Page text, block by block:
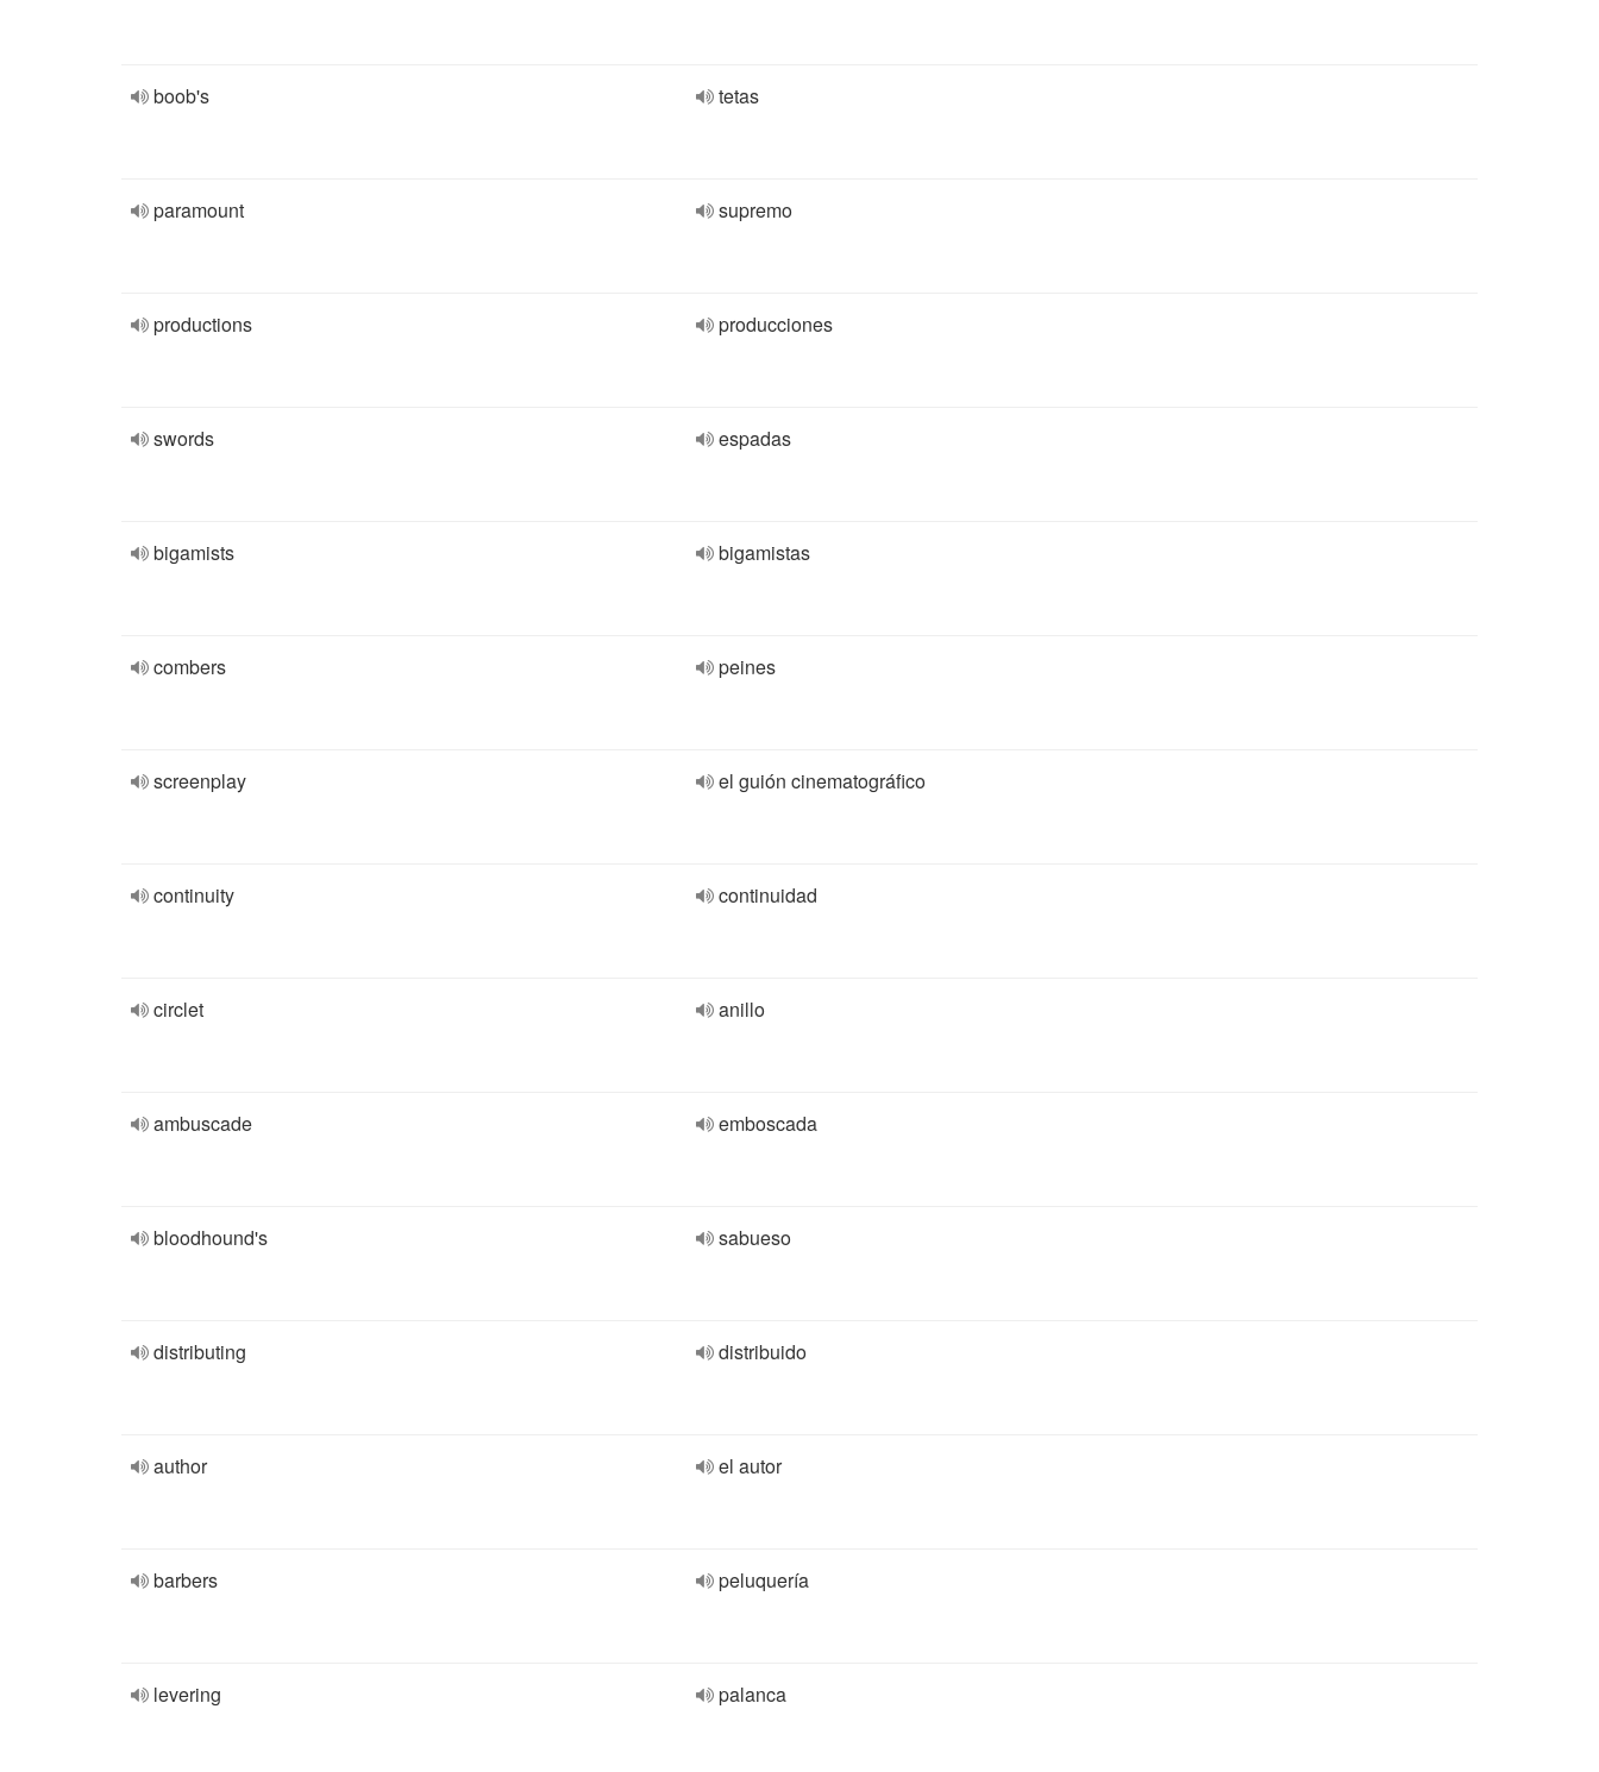
boob's tetas
paramount supremo
productions producciones
swords espadas
bigamists bigamistas
combers peines
screenplay el guión cinematográfico
continuity continuidad
circlet anillo
ambuscade emboscada
bloodhound's sabueso
distributing distribuido
author el autor
barbers peluquería
levering palanca